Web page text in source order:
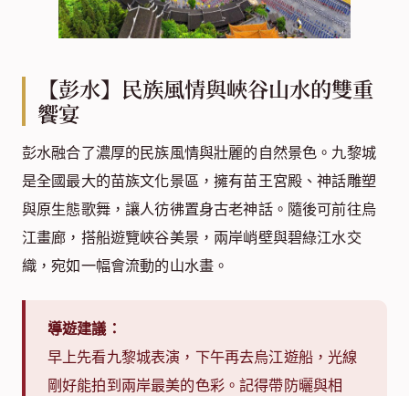
【彭水】民族風情與峽谷山水的雙重
饗宴
彭水融合了濃厚的民族風情與壯麗的自然景色。九黎城
是全國最大的苗族文化景區，擁有苗王宮殿、神話雕塑
與原生態歌舞，讓人彷彿置身古老神話。隨後可前往烏
江畫廊，搭船遊覽峽谷美景，兩岸峭壁與碧綠江水交
織，宛如一幅會流動的山水畫。
導遊建議：
早上先看九黎城表演，下午再去烏江遊船，光線
剛好能拍到兩岸最美的色彩。記得帶防曬與相